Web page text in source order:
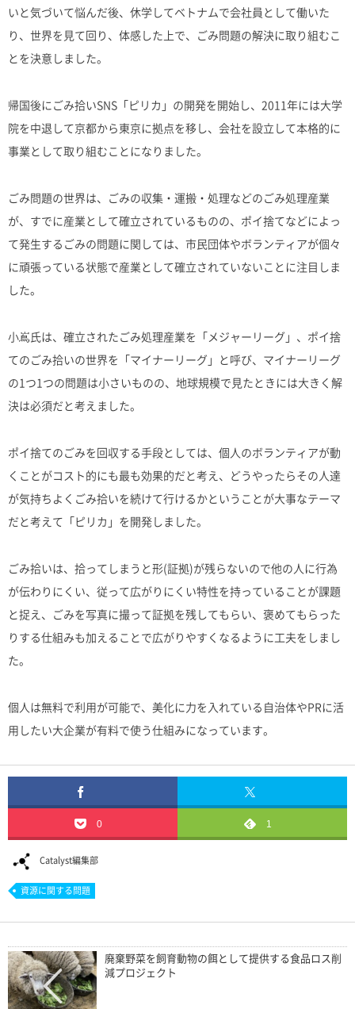
いと気づいて悩んだ後、休学してベトナムで会社員として働いた
り、世界を見て回り、体感した上で、ごみ問題の解決に取り組むこ
とを決意しました。
帰国後にごみ拾いSNS「ピリカ」の開発を開始し、2011年には大学
院を中退して京都から東京に拠点を移し、会社を設立して本格的に
事業として取り組むことになりました。
ごみ問題の世界は、ごみの収集・運搬・処理などのごみ処理産業
が、すでに産業として確立されているものの、ポイ捨てなどによっ
て発生するごみの問題に関しては、市民団体やボランティアが個々
に頑張っている状態で産業として確立されていないことに注目しま
した。
小嶌氏は、確立されたごみ処理産業を「メジャーリーグ」、ポイ捨
てのごみ拾いの世界を「マイナーリーグ」と呼び、マイナーリーグ
の1つ1つの問題は小さいものの、地球規模で見たときには大きく解
決は必須だと考えました。
ポイ捨てのごみを回収する手段としては、個人のボランティアが動
くことがコスト的にも最も効果的だと考え、どうやったらその人達
が気持ちよくごみ拾いを続けて行けるかということが大事なテーマ
だと考えて「ピリカ」を開発しました。
ごみ拾いは、拾ってしまうと形(証拠)が残らないので他の人に行為
が伝わりにくい、従って広がりにくい特性を持っていることが課題
と捉え、ごみを写真に撮って証拠を残してもらい、褒めてもらった
りする仕組みも加えることで広がりやすくなるように工夫をしまし
た。
個人は無料で利用が可能で、美化に力を入れている自治体やPRに活
用したい大企業が有料で使う仕組みになっています。
0 1
Catalyst編集部
資源に関する問題
廃棄野菜を飼育動物の餌として提供する食品ロス削
減プロジェクト